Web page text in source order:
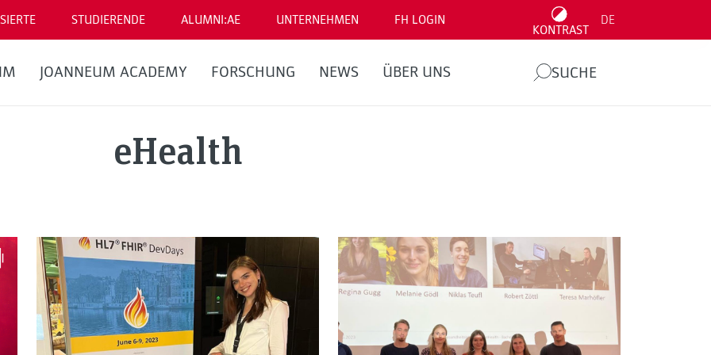
STUDIERENDE ALUMNI:AE UNTERNEHMEN FH LOGIN
KONTRAST
DE
JOANNEUM ACADEMY FORSCHUNG NEWS ÜBER UNS SUCHE
eHealth